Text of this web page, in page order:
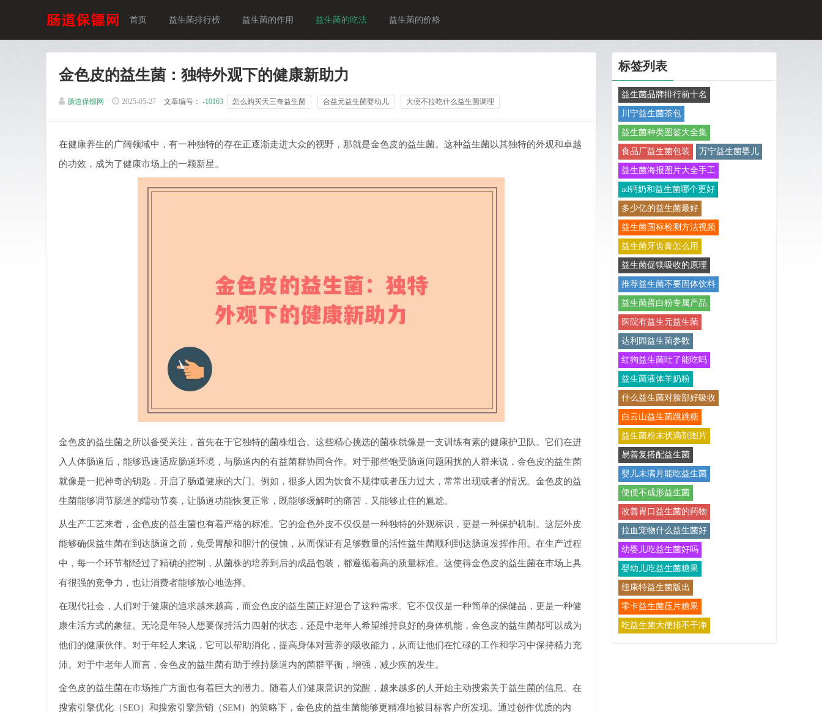
首页 益生菌排行榜 益生菌的作用 益生菌的吃法 益生菌的价格
金色皮的益生菌：独特外观下的健康新助力
肠道保镖网 2025-05-27 文章编号： -10163 怎么购买天三奇益生菌 合益元益生菌婴幼儿 大便不拉吃什么益生菌调理
在健康养生的广阔领域中，有一种独特的存在正逐渐走进大众的视野，那就是金色皮的益生菌。这种益生菌以其独特的外观和卓越
的功效，成为了健康市场上的一颗新星。
金色皮的益生菌之所以备受关注，首先在于它独特的菌株组合。这些精心挑选的菌株就像是一支训练有素的健康护卫队。它们在进
入人体肠道后，能够迅速适应肠道环境，与肠道内的有益菌群协同合作。对于那些饱受肠道问题困扰的人群来说，金色皮的益生菌
就像是一把神奇的钥匙，开启了肠道健康的大门。例如，很多人因为饮食不规律或者压力过大，常常出现或者的情况。金色皮的益
生菌能够调节肠道的蠕动节奏，让肠道功能恢复正常，既能够缓解时的痛苦，又能够止住的尴尬。
从生产工艺来看，金色皮的益生菌也有着严格的标准。它的金色外皮不仅仅是一种独特的外观标识，更是一种保护机制。这层外皮
能够确保益生菌在到达肠道之前，免受胃酸和胆汁的侵蚀，从而保证有足够数量的活性益生菌顺利到达肠道发挥作用。在生产过程
中，每一个环节都经过了精确的控制，从菌株的培养到后的成品包装，都遵循着高的质量标准。这使得金色皮的益生菌在市场上具
有很强的竞争力，也让消费者能够放心地选择。
在现代社会，人们对于健康的追求越来越高，而金色皮的益生菌正好迎合了这种需求。它不仅仅是一种简单的保健品，更是一种健
康生活方式的象征。无论是年轻人想要保持活力四射的状态，还是中老年人希望维持良好的身体机能，金色皮的益生菌都可以成为
他们的健康伙伴。对于年轻人来说，它可以帮助消化，提高身体对营养的吸收能力，从而让他们在忙碌的工作和学习中保持精力充
沛。对于中老年人而言，金色皮的益生菌有助于维持肠道内的菌群平衡，增强，减少疾的发生。
金色皮的益生菌在市场推广方面也有着巨大的潜力。随着人们健康意识的觉醒，越来越多的人开始主动搜索关于益生菌的信息。在
搜索引擎优化（SEO）和搜索引擎营销（SEM）的策略下，金色皮的益生菌能够更精准地被目标客户所发现。通过创作优质的内
标签列表
益生菌品牌排行前十名
川宁益生菌茶包
益生菌种类图鉴大全集
食品厂益生菌包装 万宁益生菌婴儿
益生菌海报图片大全手工
ad钙奶和益生菌哪个更好
多少亿的益生菌最好
益生菌国标检测方法视频
益生菌牙齿膏怎么用
益生菌促镁吸收的原理
推荐益生菌不要固体饮料
益生菌蛋白粉专属产品
医院有益生元益生菌
达利园益生菌参数
红狗益生菌吐了能吃吗
益生菌液体羊奶粉
什么益生菌对脸部好吸收
白云山益生菌跳跳糖
益生菌粉末状滴剂图片
易善复搭配益生菌
婴儿未满月能吃益生菌
便便不成形益生菌
改善胃口益生菌的药物
拉血宠物什么益生菌好
幼婴儿吃益生菌好吗
婴幼儿吃益生菌糖果
纽康特益生菌版出
零卡益生菌压片糖果
吃益生菌大便排不干净